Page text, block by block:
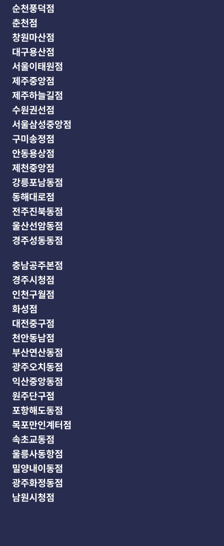
순천풍덕점
춘천점
창원마산점
대구용산점
서울이태원점
제주중앙점
제주하늘길점
수원권선점
서울삼성중앙점
구미송정점
안동용상점
제천중앙점
강릉포남동점
동해대로점
전주진북동점
울산선암동점
경주성동동점
충남공주본점
경주시청점
인천구월점
화성점
대전중구점
천안동남점
부산연산동점
광주오치동점
익산중앙동점
원주단구점
포항해도동점
목포만인계터점
속초교동점
울릉사동항점
밀양내이동점
광주화정동점
남원시청점